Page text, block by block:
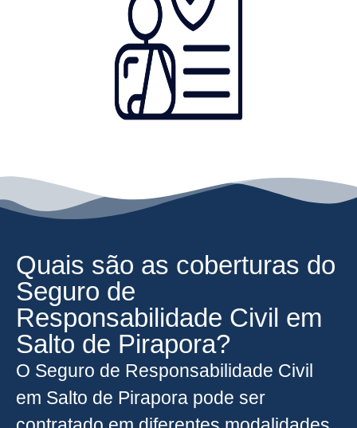
Quais são as coberturas do
Seguro de
Responsabilidade Civil em
Salto de Pirapora?
O Seguro de Responsabilidade Civil
em Salto de Pirapora pode ser